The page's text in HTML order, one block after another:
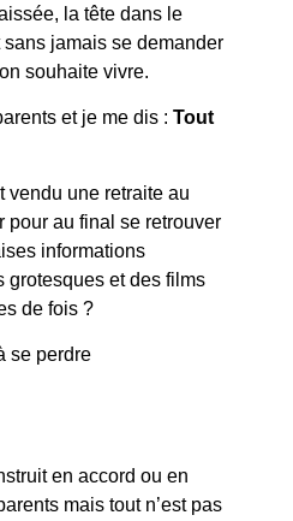
la tête dans le
jamais se demander
souhaite vivre.
et je me dis : Tout
vendu une retraite au
pour au final se retrouver
informations
grotesques et des films
de fois ?
se perdre
en accord ou en
mais tout n’est pas